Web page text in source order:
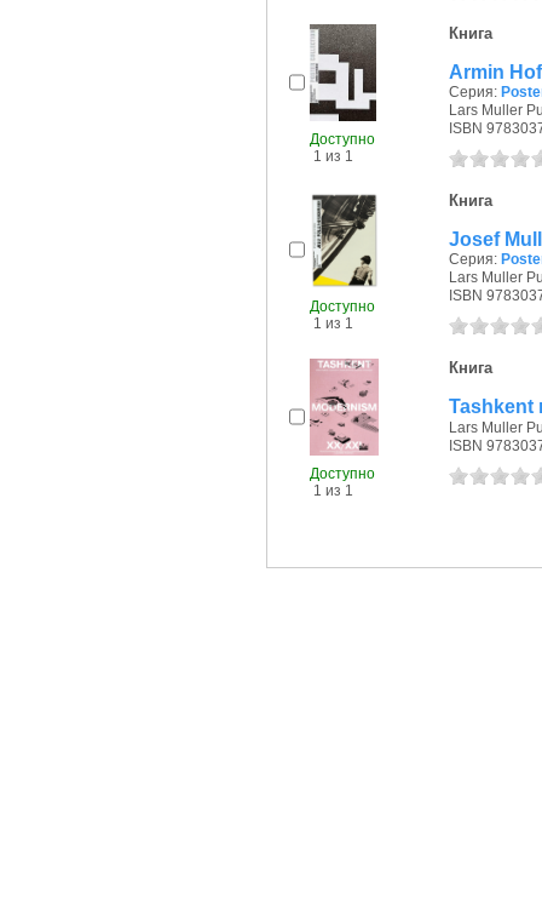
Доступно
1 из 1
Книга
Armin
Серия:
Lars Muller
ISBN
Доступно
1 из 1
Книга
Josef
Серия:
Lars Muller
ISBN
Доступно
1 из 1
Книга
Tashkent
Lars Muller
ISBN